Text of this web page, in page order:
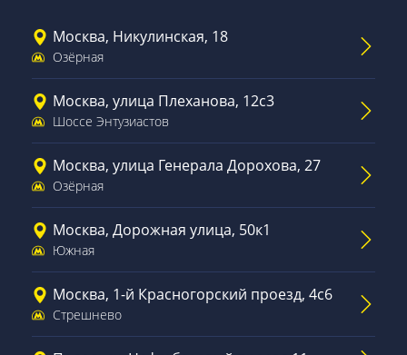
Москва, Никулинская, 18
Озёрная
Москва, улица Плеханова, 12с3
Шоссе Энтузиастов
Москва, улица Генерала Дорохова, 27
Озёрная
Москва, Дорожная улица, 50к1
Южная
Москва, 1-й Красногорский проезд, 4с6
Стрешнево